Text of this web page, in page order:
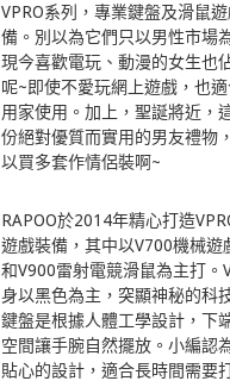
VPRO系列，專業鍵盤及滑鼠
備。別以為它們只以男性市場
現今喜歡電玩、動漫的女生也
呢~即使不愛玩網上遊戲，也
用家使用。加上，聖誕將近，
份絕對優質而實用的男友禮物
以買多套作情侶裝啊~
RAPOO於2014年精心打造
遊戲裝備，其中以V700機械遊
和V900雷射電競滑鼠為主打。
身以黑色為主，突顯神秘的科
鍵盤是根據人體工學設計，下
空間讓手腕自然擺放。小編認
貼心的設計，適合長時間需要